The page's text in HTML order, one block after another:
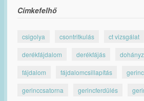
Címkefelhő
csigolya csontritkulás ct vizsgálat
derékfájdalom derékfájás
fájdalom fájdalomcsillapítás gerinc
gerinccsatorna gerincferdülés